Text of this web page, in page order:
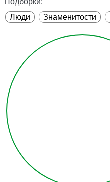
Люди
Знаменитости